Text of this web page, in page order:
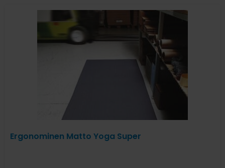
Ergonominen Matto Yoga Super